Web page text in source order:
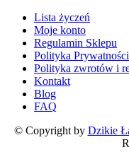
Lista życzeń
Moje konto
Regulamin Sklepu
Polityka Prywatności
Polityka zwrotów i
Kontakt
Blog
FAQ
© Copyright by Dzikie